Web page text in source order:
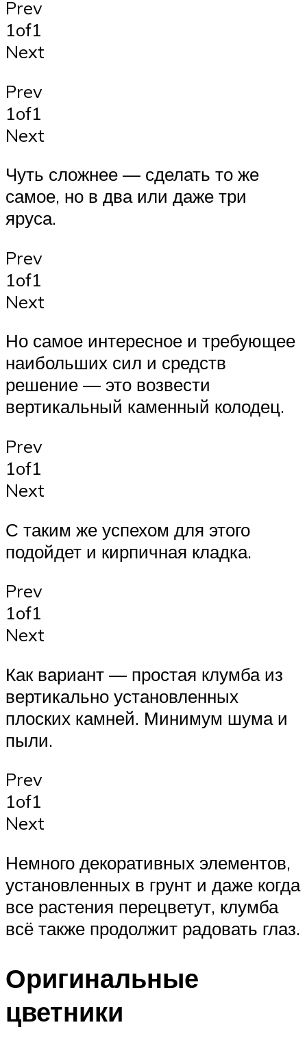
Prev
1of1
Next
Prev
1of1
Next
Чуть сложнее — сделать то же
самое, но в два или даже три
яруса.
Prev
1of1
Next
Но самое интересное и требующее
наибольших сил и средств
решение — это возвести
вертикальный каменный колодец.
Prev
1of1
Next
С таким же успехом для этого
подойдет и кирпичная кладка.
Prev
1of1
Next
Как вариант — простая клумба из
вертикально установленных
плоских камней. Минимум шума и
пыли.
Prev
1of1
Next
Немного декоративных элементов,
установленных в грунт и даже когда
все растения перецветут, клумба
всё также продолжит радовать глаз.
Оригинальные
цветники